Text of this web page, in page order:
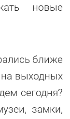
новые
ближе
выходных
сегодня?
замки,